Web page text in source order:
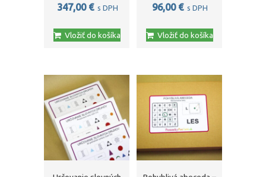
347,00 € s DPH
Vložiť do košíka
96,00 € s DPH
Vložiť do košíka